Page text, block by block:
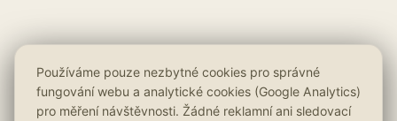
Používáme pouze nezbytné cookies pro správné
fungování webu a analytické cookies (Google Analytics)
pro měření návštěvnosti. Žádné reklamní ani sledovací